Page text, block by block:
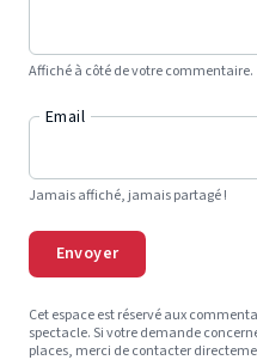
Affiché à côté de votre commentaire.
Email
Jamais affiché, jamais partagé !
Envoyer
Cet espace est réservé aux
spectacle. Si votre demande
places, merci de contacter